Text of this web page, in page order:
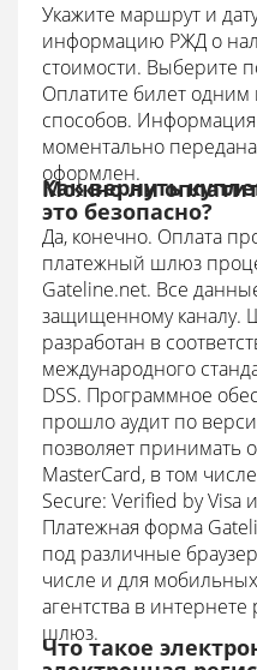
Укажите маршрут и
информацию РЖД о
стоимости. Выберите
Оплатите билет
способов. Информация
моментально
оформлен.
Как вернуть
Можно ли
это безопасно?
Да, конечно. Оплата
платежный шлюз
Gateline.net. Все
защищенному каналу.
разработан в
международного
DSS. Программное
прошло аудит по
позволяет принимать
MasterCard, в том
Secure: Verified by Visa
Платежная форма
под различные
числе и для
агентства в
шлюз.
Что такое